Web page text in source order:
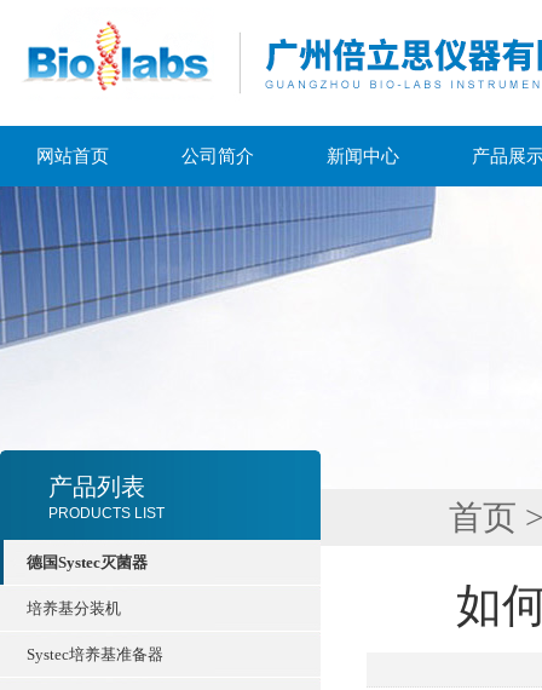
网站首页 公司简介 新闻中心 产品展
产品列表
PRODUCTS LIST
德国Systec灭菌器
培养基分装机
Systec培养基准备器
首页
如